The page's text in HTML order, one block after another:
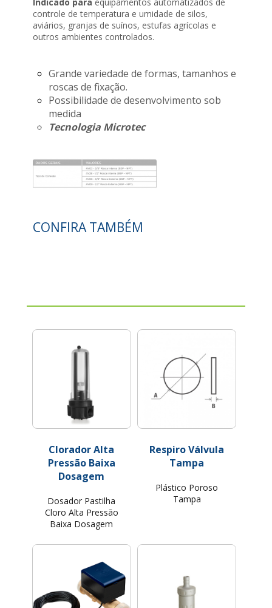
controle de temperatura e umidade de silos,
aviários, granjas de suínos, estufas agrícolas e
outros ambientes controlados.
Grande variedade de formas, tamanhos e
roscas de fixação.
Possibilidade de desenvolvimento sob
medida
Tecnologia Microtec
CONFIRA TAMBÉM
Clorador Alta
Pressão Baixa
Dosagem
Dosador Pastilha
Cloro Alta Pressão
Baixa Dosagem
Respiro Válvula
Tampa
Plástico Poroso
Tampa